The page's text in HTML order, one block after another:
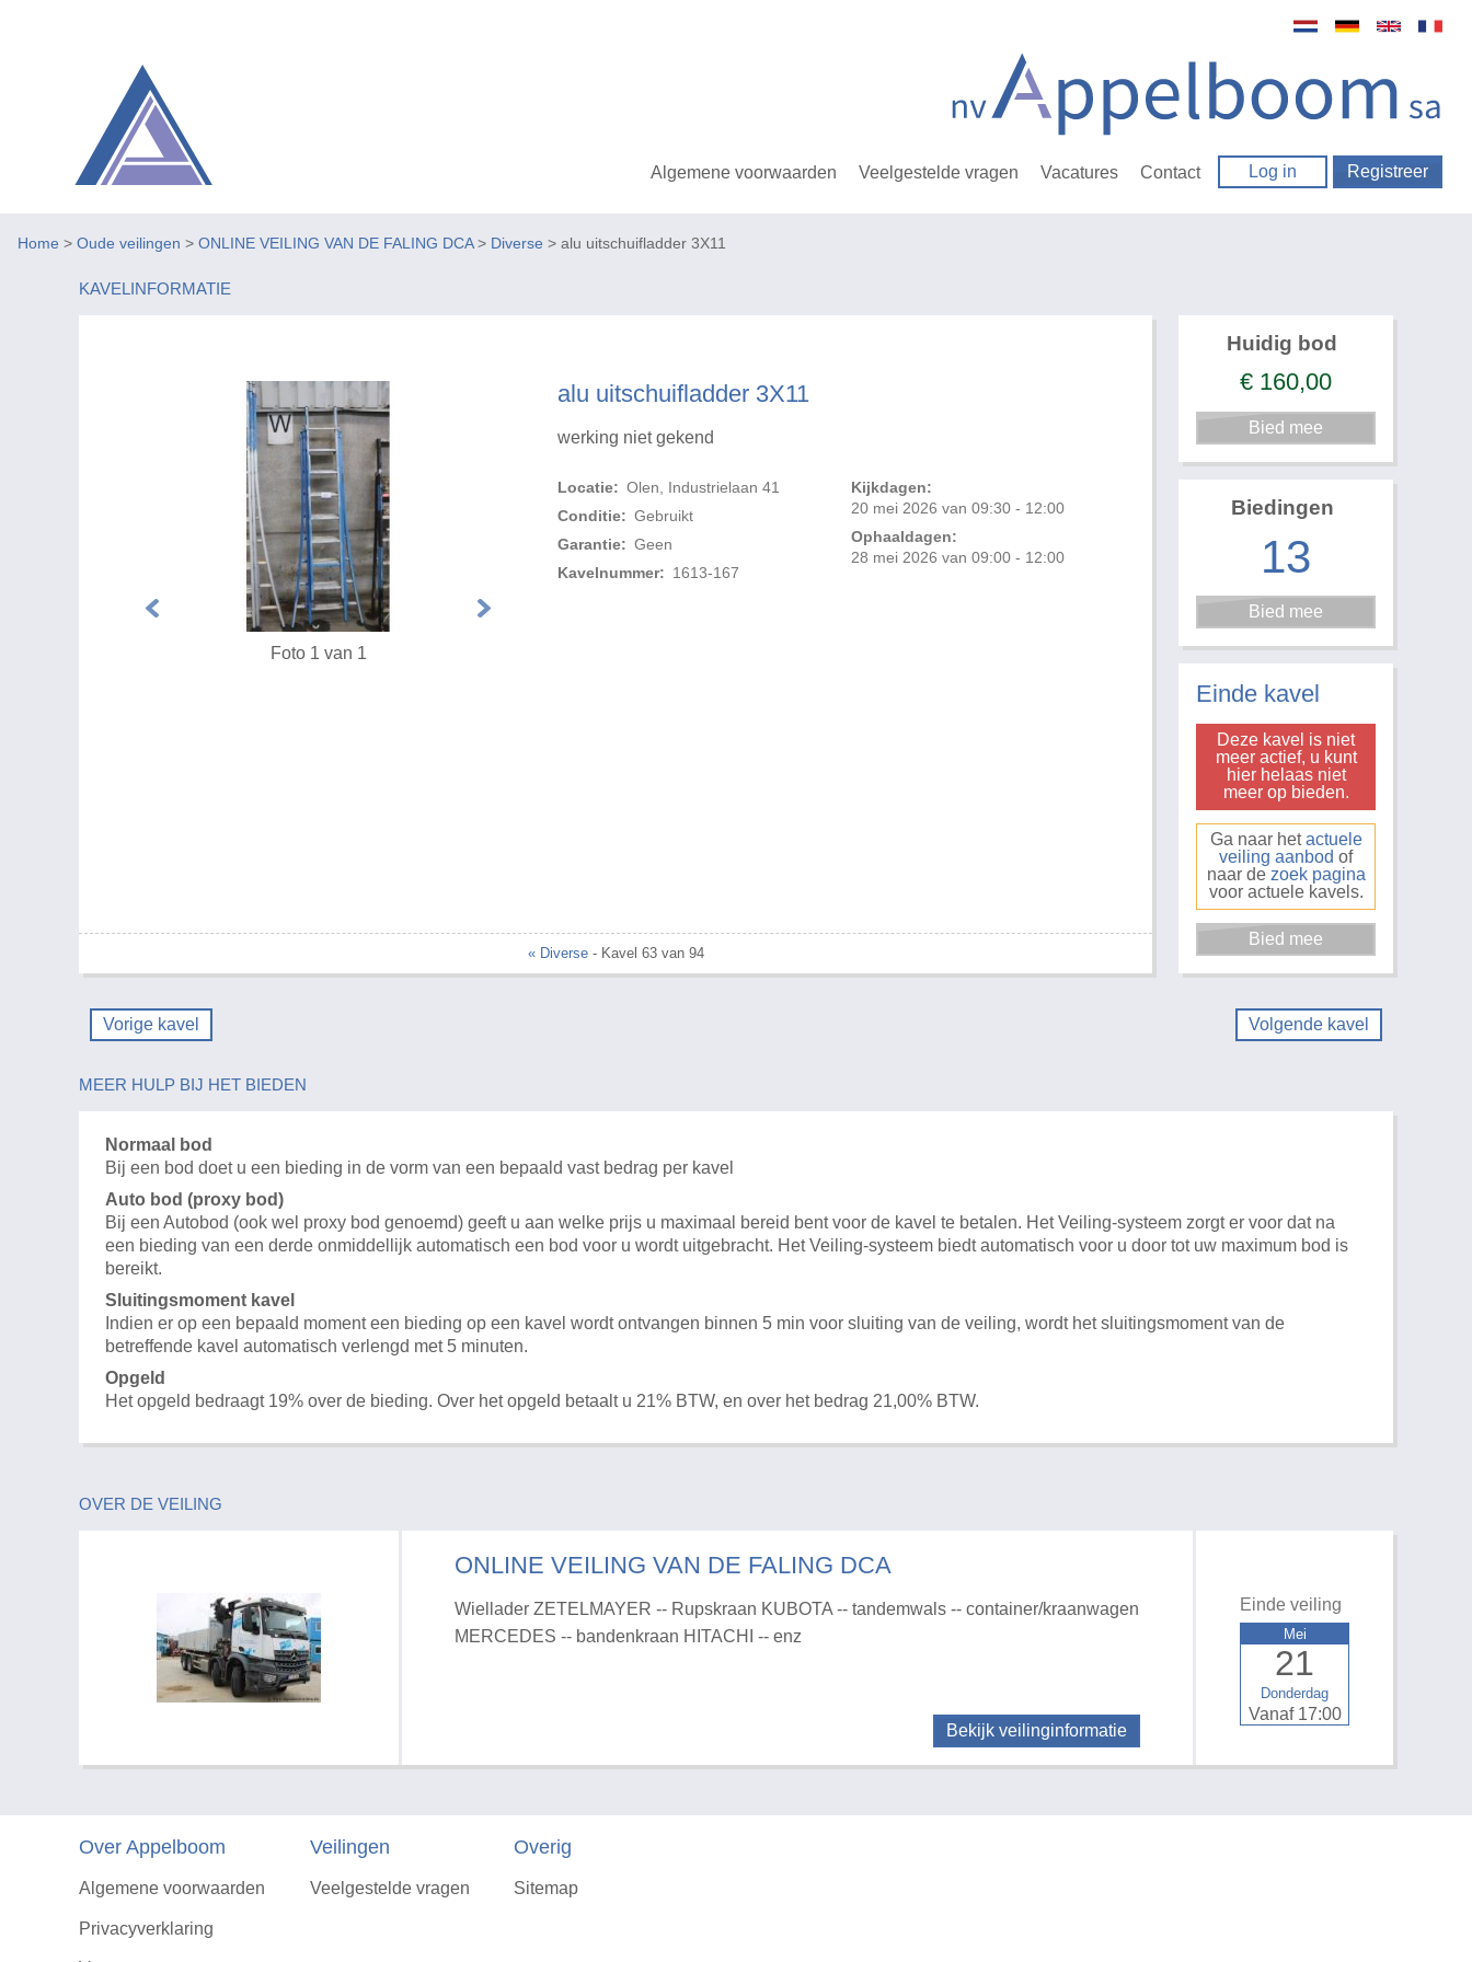
Algemene voorwaarden Veelgestelde vragen Vacatures Contact Log in Registreer
Home > Oude veilingen > ONLINE VEILING VAN DE FALING DCA> Diverse > alu uitschuifladder 3X11
KAVELINFORMATIE
alu uitschuifladder 3X11
werking niet gekend
Locatie: Olen, Industrielaan 41
Conditie: Gebruikt
Garantie: Geen
Kavelnummer: 1613-167
Kijkdagen:
20 mei 2026 van 09:30 - 12:00
Ophaaldagen:
28 mei 2026 van 09:00 - 12:00
Foto 1 van 1
« Diverse- Kavel 63 van 94
Huidig bod
€ 160,00
Biedingen
13
Einde kavel
Deze kavel is niet
meer actief, u kunt
hier helaas niet
meer op bieden.
Ga naar hetactuele
veiling aanbod of
naar de zoek pagina
voor actuele kavels.
Vorige kavel Volgende kavel
MEER HULP BIJ HET BIEDEN
Normaal bod
Bij een bod doet u een bieding in de vorm van een bepaald vast bedrag per kavel
Auto bod (proxy bod)
Bij een Autobod (ook wel proxy bod genoemd) geeft u aan welke prijs u maximaal bereid bent voor de kavel te betalen. Het Veiling-systeem zorgt er voor dat na
een bieding van een derde onmiddellijk automatisch een bod voor u wordt uitgebracht. Het Veiling-systeem biedt automatisch voor u door tot uw maximum bod is
bereikt.
Sluitingsmoment kavel
Indien er op een bepaald moment een bieding op een kavel wordt ontvangen binnen 5 min voor sluiting van de veiling, wordt het sluitingsmoment van de
betreffende kavel automatisch verlengd met 5 minuten.
Opgeld
Het opgeld bedraagt 19% over de bieding. Over het opgeld betaalt u 21% BTW, en over het bedrag 21,00% BTW.
OVER DE VEILING
ONLINE VEILING VAN DE FALING DCA
Wiellader ZETELMAYER -- Rupskraan KUBOTA -- tandemwals -- container/kraanwagen
MERCEDES -- bandenkraan HITACHI -- enz
Bekijk veilinginformatie
Einde veiling
Donderdag
21
Mei
Vanaf 17:00
Over Appelboom
Algemene voorwaarden
Privacyverklaring
Veilingen
Veelgestelde vragen
Overig
Sitemap